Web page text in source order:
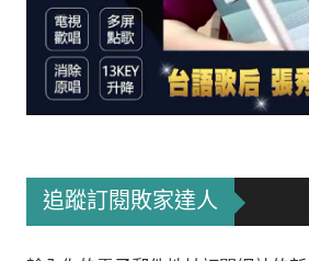
追蹤訂閱敗家達人